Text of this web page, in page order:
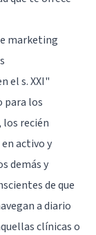
marketing
el s. XXI"
para los
los recién
activo y
demás y
de que
a diario
clínicas o